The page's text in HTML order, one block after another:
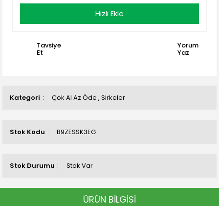
Kategori Çok Al Az Öde , Sirkeler
Stok Kodu B9ZESSK3EG
Stok Durumu Stok Var
Hızlı Ekle
Tavsiye
Et
Yorum
Yaz
ÜRÜN BİLGİSİ